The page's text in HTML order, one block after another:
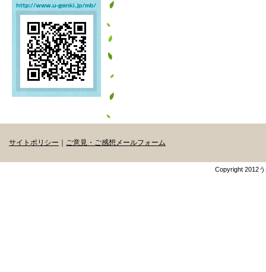
サイトポリシー ご意見・ご感想メールフォーム
Copyright 2012